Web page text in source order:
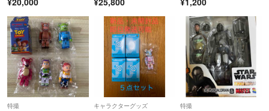
特撮 キャラクターグッズ 特撮